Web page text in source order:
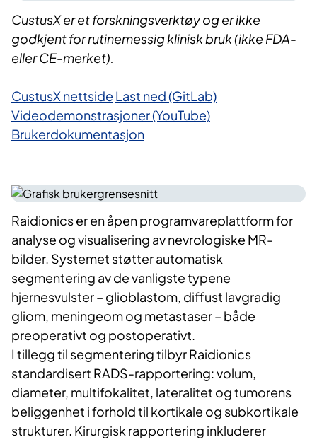
CustusX er et forskningsverktøy og er ikke
godkjent for rutinemessig klinisk bruk (ikke FDA-
eller CE-merket).
CustusX nettside Last ned (GitLab)
Videodemonstrasjoner (YouTube)
Brukerdokumentasjon
Raidionics er en åpen programvareplattform for
analyse og visualisering av nevrologiske MR-
bilder. Systemet støtter automatisk
segmentering av de vanligste typene
hjernesvulster – glioblastom, diffust lavgradig
gliom, meningeom og metastaser – både
preoperativt og postoperativt.
I tillegg til segmentering tilbyr Raidionics
standardisert RADS-rapportering: volum,
diameter, multifokalitet, lateralitet og tumorens
beliggenhet i forhold til kortikale og subkortikale
strukturer. Kirurgisk rapportering inkluderer